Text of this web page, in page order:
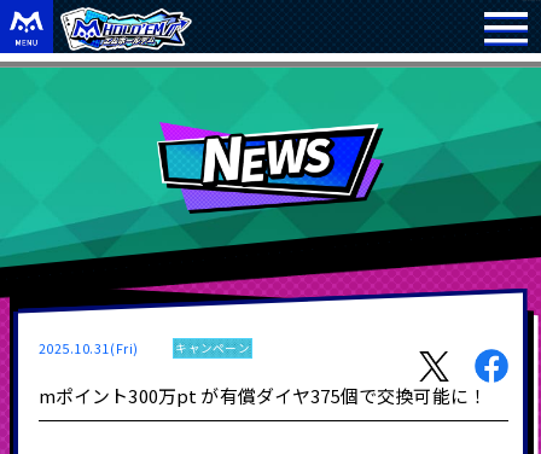
2025.10.31(Fri) キャンペーン
mポイント300万pt が有償ダイヤ375個で交換可能に！